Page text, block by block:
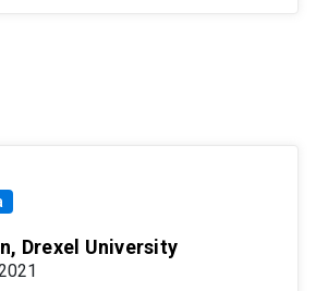
Drexel University